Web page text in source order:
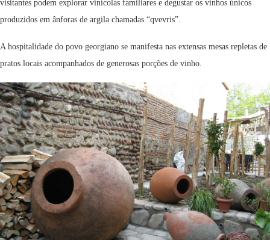
visitantes podem explorar vinícolas familiares e degustar os vinhos únicos
produzidos em ânforas de argila chamadas “qvevris”.
A hospitalidade do povo georgiano se manifesta nas extensas mesas repletas de
pratos locais acompanhados de generosas porções de vinho.